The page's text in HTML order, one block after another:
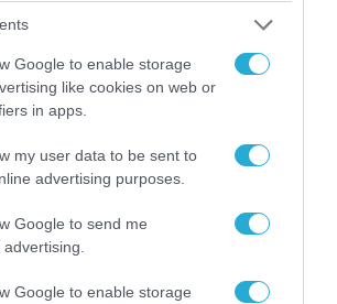
Google to enable storage
like cookies on web or
in apps.
my user data to be sent to
advertising purposes.
Google to send me
Google to enable storage
του